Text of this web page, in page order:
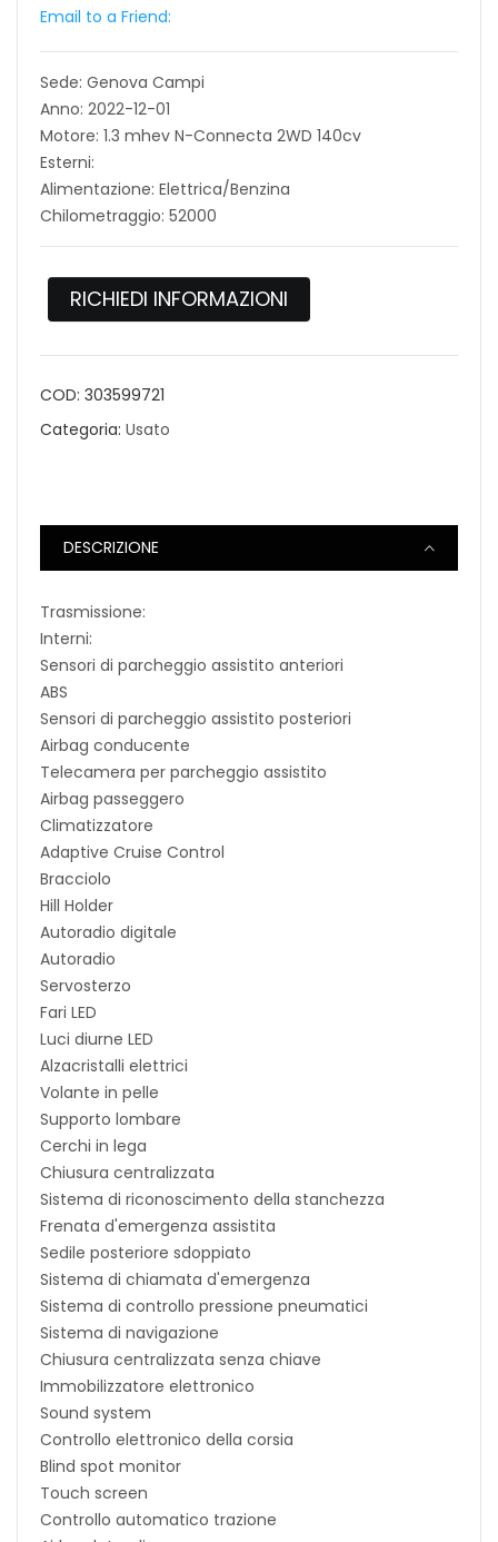
Email to a Friend:
Sede: Genova Campi
Anno: 2022-12-01
Motore: 1.3 mhev N-Connecta 2WD 140cv
Esterni:
Alimentazione: Elettrica/Benzina
Chilometraggio: 52000
RICHIEDI INFORMAZIONI
COD: 303599721
Categoria: Usato
DESCRIZIONE
Trasmissione:
Interni:
Sensori di parcheggio assistito anteriori
ABS
Sensori di parcheggio assistito posteriori
Airbag conducente
Telecamera per parcheggio assistito
Airbag passeggero
Climatizzatore
Adaptive Cruise Control
Bracciolo
Hill Holder
Autoradio digitale
Autoradio
Servosterzo
Fari LED
Luci diurne LED
Alzacristalli elettrici
Volante in pelle
Supporto lombare
Cerchi in lega
Chiusura centralizzata
Sistema di riconoscimento della stanchezza
Frenata d'emergenza assistita
Sedile posteriore sdoppiato
Sistema di chiamata d'emergenza
Sistema di controllo pressione pneumatici
Sistema di navigazione
Chiusura centralizzata senza chiave
Immobilizzatore elettronico
Sound system
Controllo elettronico della corsia
Blind spot monitor
Touch screen
Controllo automatico trazione